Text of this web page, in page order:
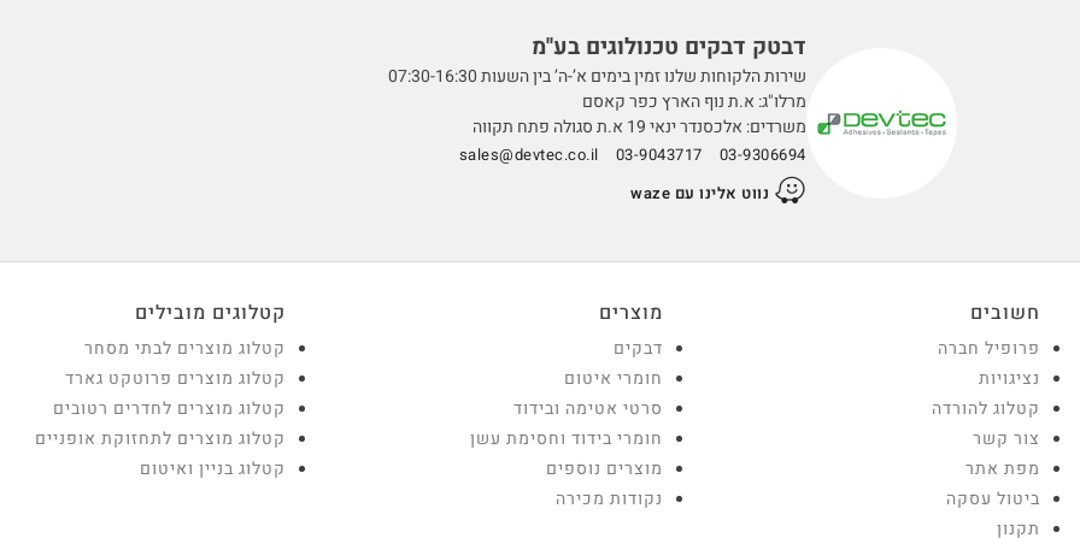
דבטק דבקים טכנולוגים בע''מ
שירות הלקוחות שלנו זמין בימים א’-ה’ בין השעות 07:30-16:30
מרלו"ג: א.ת נוף הארץ כפר קאסם
משרדים: אלכסנדר ינאי 19 א.ת סגולה פתח תקווה
03-9306694
03-9043717
sales@devtec.co.il
נווט אלינו עם waze
חשובים
פרופיל חברה
נציגויות
קטלוג להורדה
צור קשר
מפת אתר
ביטול עסקה
תקנון
מוצרים
דבקים
חומרי איטום
סרטי אטימה ובידוד
חומרי בידוד וחסימת עשן
מוצרים נוספים
נקודות מכירה
קטלוגים מובילים
קטלוג מוצרים לבתי מסחר
קטלוג מוצרים פרוטקט גארד
קטלוג מוצרים לחדרים רטובים
קטלוג מוצרים לתחזוקת אופניים
קטלוג בניין ואיטום